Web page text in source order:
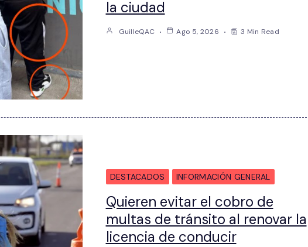
la ciudad
GuilleQAC Ago 5, 2026 3 Min Read
DESTACADOS INFORMACIÓN GENERAL
Quieren evitar el cobro de
multas de tránsito al renovar la
licencia de conducir